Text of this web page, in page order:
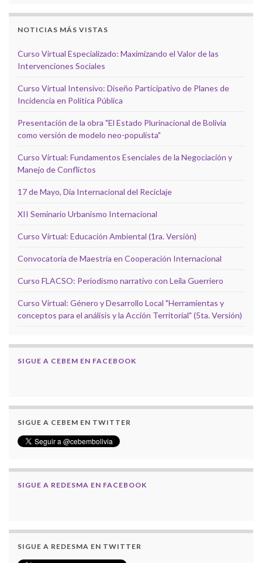
NOTICIAS MÁS VISTAS
Curso Virtual Especializado: Maximizando el Valor de las
Intervenciones Sociales
Curso Virtual Intensivo: Diseño Participativo de Planes de
Incidencia en Política Pública
Presentación de la obra "El Estado Plurinacional de Bolivia
como versión de modelo neo-populista"
Curso Virtual: Fundamentos Esenciales de la Negociación y
Manejo de Conflictos
17 de Mayo, Día Internacional del Reciclaje
XII Seminario Urbanismo Internacional
Curso Virtual: Educación Ambiental (1ra. Versión)
Convocatoria de Maestría en Cooperación Internacional
Curso FLACSO: Periodismo narrativo con Leila Guerriero
Curso Virtual: Género y Desarrollo Local "Herramientas y
conceptos para el análisis y la Acción Territorial" (5ta. Versión)
SIGUE A CEBEM EN FACEBOOK
SIGUE A CEBEM EN TWITTER
SIGUE A REDESMA EN FACEBOOK
SIGUE A REDESMA EN TWITTER